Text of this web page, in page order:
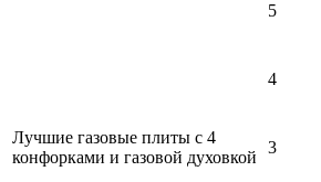
Лучшие газовые плиты с 4
конфорками и газовой духовкой
5
4
3